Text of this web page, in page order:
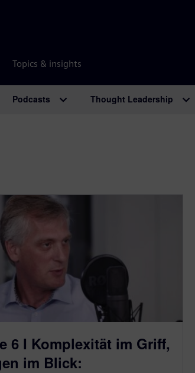
Topics & insights
Podcasts Thought Leadership
6 I Komplexität im Griff,
im Blick: